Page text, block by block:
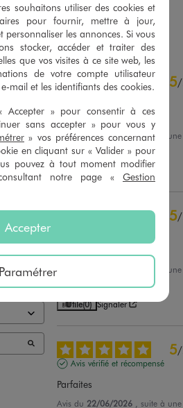
AJOUTER AU PANIER
un
site
2
0
5/
Top
Avis du10/07/2026 , suite à
27/06/2026 par
Utile(0) Signaler
5/
, suite à
Utile(0) Signaler
5/
Avis vérifié et récompensé
Parfaites
Avis du 22/06/2026
, suite à
souhaitons utiliser des cookies et
pour fournir, mettre à jour,
personnaliser les annonces. Si vous
stocker, accéder et traiter des
que vos visites à ce site web, les
de votre compte utilisateur
mail et les identifiants des cookies.
Accepter » pour consentir à ces
sans accepter » pour vous y
» vos préférences concernant
en cliquant sur « Valider » pour
pouvez à tout moment modifier
notre page « Gestion
Accepter
Paramétrer